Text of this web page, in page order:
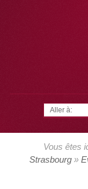
Vous êtes
Strasbourg»